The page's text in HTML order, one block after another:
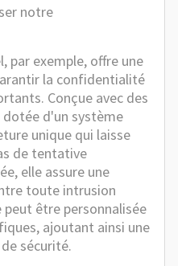
notre
par exemple, offre une
la confidentialité
Conçue avec des
d'un système
unique qui laisse
de tentative
elle assure une
toute intrusion
peut être personnalisée
ajoutant ainsi une
sécurité.